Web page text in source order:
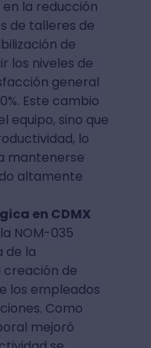
la reducción
de talleres de
de
los niveles de
general
Este cambio
equipo, sino que
lo
mantenerse
altamente
en CDMX
NOM-035
de la
de
los empleados
Como
mejoró